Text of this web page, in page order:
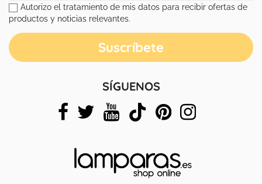
Autorizo el tratamiento de mis datos para recibir ofertas de
productos y noticias relevantes.
SÍGUENOS